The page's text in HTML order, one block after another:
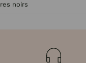
noirs